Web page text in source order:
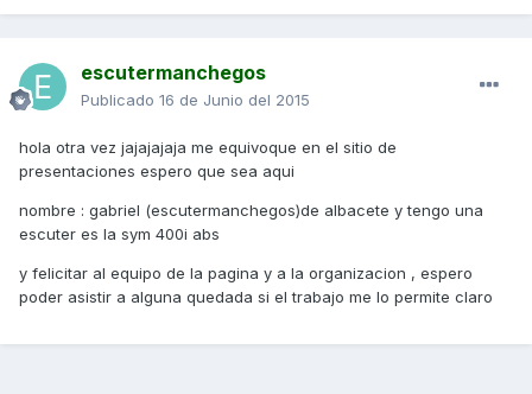
escutermanchegos
Publicado 16 de Junio del 2015
hola otra vez jajajajaja me equivoque en el sitio de
presentaciones espero que sea aqui
nombre : gabriel (escutermanchegos)de albacete y tengo una
escuter es la sym 400i abs
y felicitar al equipo de la pagina y a la organizacion , espero
poder asistir a alguna quedada si el trabajo me lo permite claro